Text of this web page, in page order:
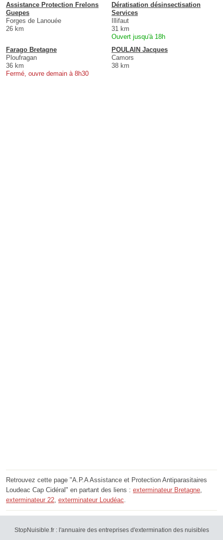
Assistance Protection Frelons
Guepes
Forges de Lanouée
26 km
Dératisation désinsectisation
Services
Illifaut
31 km
Ouvert jusqu'à 18h
Farago Bretagne
Ploufragan
36 km
Fermé, ouvre demain à 8h30
POULAIN Jacques
Camors
38 km
Retrouvez cette page "A.P.A Assistance et Protection Antiparasitaires
Loudeac Cap Cidéral" en partant des liens : exterminateur Bretagne
exterminateur 22 exterminateur Loudéac
StopNuisible.fr : l'annuaire des entreprises d'extermination des nuisibles